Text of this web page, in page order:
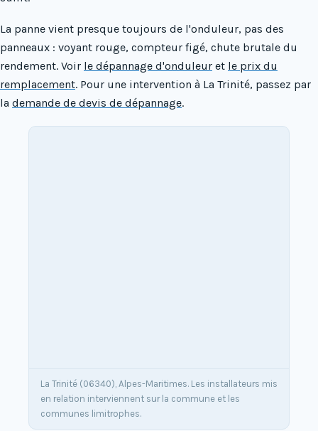
La panne vient presque toujours de l'onduleur, pas des
panneaux : voyant rouge, compteur figé, chute brutale du
rendement. Voir le dépannage d'onduleur et le prix du
remplacement. Pour une intervention à La Trinité, passez par
la demande de devis de dépannage.
La Trinité (06340), Alpes-Maritimes. Les installateurs mis
en relation interviennent sur la commune et les
communes limitrophes.